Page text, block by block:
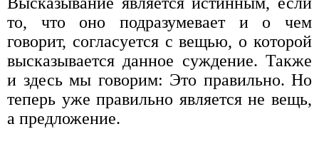
то, что оно подразумевает и о чем
говорит, согласуется с вещью, о которой
высказывается данное суждение. Также
и здесь мы говорим: Это правильно. Но
теперь уже правильно является не вещь,
а предложение.